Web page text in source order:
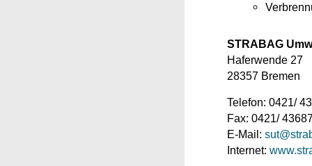
STRABAG
Haferwende 27
28357 Bremen
Telefon: 0421/
Fax: 0421/
E-Mail:
Internet: